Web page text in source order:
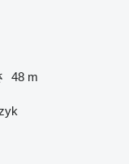
48 m